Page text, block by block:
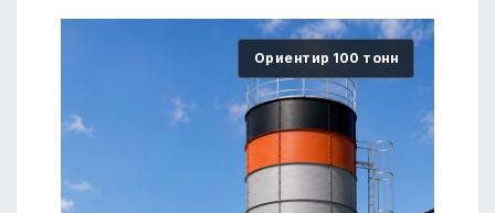
Ориентир 100 тонн